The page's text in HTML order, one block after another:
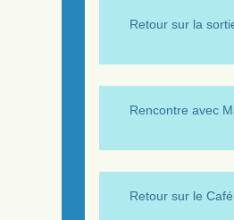
Retour sur la
Rencontre avec
Retour sur le